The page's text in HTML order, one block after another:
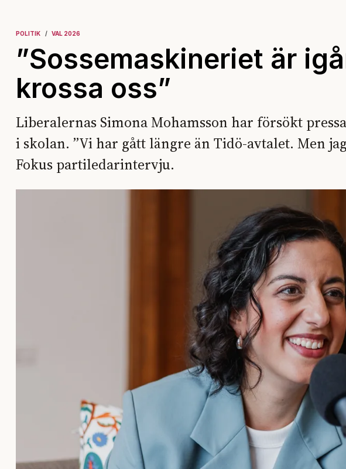
POLITIK VAL 2026
”Sossemaskineriet är
krossa oss”
Liberalernas Simona Mohamsson har försökt
i skolan. ”Vi har gått längre än Tidö-avtalet. Men
Fokus partiledarintervju.